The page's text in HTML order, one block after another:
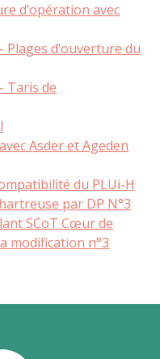
d’opération avec
Plages d’ouverture du
Taris de
Asder et Ageden
du PLUi-H
par DP N°3
SCoT Cœur de
modification n°3